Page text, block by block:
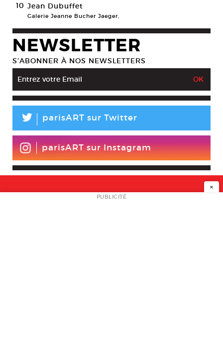
10 Jean Dubuffet
Galerie Jeanne Bucher Jaeger,
NEWSLETTER
S’ABONNER À NOS NEWSLETTERS
L parisART sur Twitter
parisART sur Instagram
NEWSLETTER
×
PUBLICITÉ